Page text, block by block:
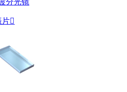
分光镜
片